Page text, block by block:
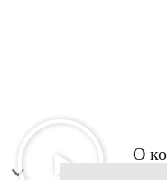
О